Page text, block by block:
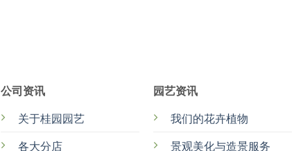
公司资讯
关于桂园园艺
各大分店
园艺资讯
我们的花卉植物
景观美化与造景服务